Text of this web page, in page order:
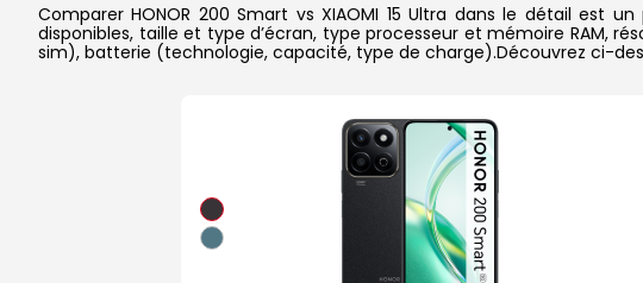
Comparer HONOR 200 Smart vs XIAOMI 15 Ultra dans le détail est
disponibles, taille et type d’écran, type processeur et mémoire RAM,
sim), batterie (technologie, capacité, type de charge).Découvrez ci-